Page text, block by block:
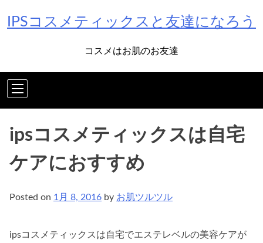
IPSコスメティックスと友達になろう
コスメはお肌のお友達
ipsコスメティックスは自宅
ケアにおすすめ
Posted on 1月 8, 2016 by お肌ツルツル
ipsコスメティックスは自宅でエステレベルの美容ケアが